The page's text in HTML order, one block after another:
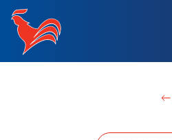
Overslaan
en
naar